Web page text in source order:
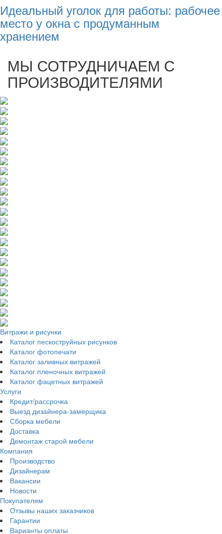
Идеальный уголок для работы: рабочее
место у окна с продуманным
хранением
МЫ СОТРУДНИЧАЕМ С
ПРОИЗВОДИТЕЛЯМИ
Витражи и рисунки
Каталог пескоструйных рисунков
Каталог фотопечати
Каталог заливных витражей
Каталог пленочных витражей
Каталог фацетных витражей
Услуги
Кредит/рассрочка
Выезд дизайнера-замерщика
Сборка мебели
Доставка
Демонтаж старой мебели
Компания
Производство
Дизайнерам
Вакансии
Новости
Покупателям
Отзывы наших заказчиков
Гарантии
Варианты оплаты